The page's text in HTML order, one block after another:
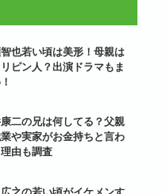
也若い頃は美形！母親は
ピン人？出演ドラマもま
二の兄は何してる？父親
や実家がお金持ちと言わ
由も調査